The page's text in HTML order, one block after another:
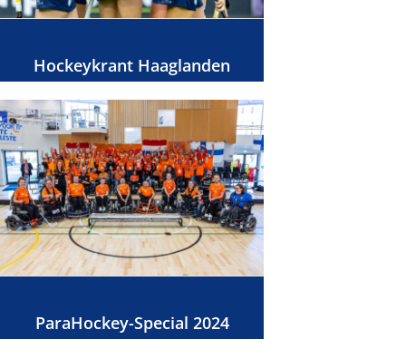
Hockeykrant Haaglanden
ParaHockey-Special 2024